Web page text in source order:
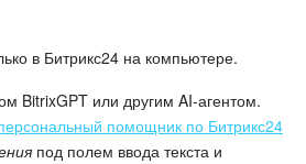
в Битрикс24 на компьютере.
BitrixGPT или другим AI-агентом.
помощник по Битрикс24
под полем ввода текста и